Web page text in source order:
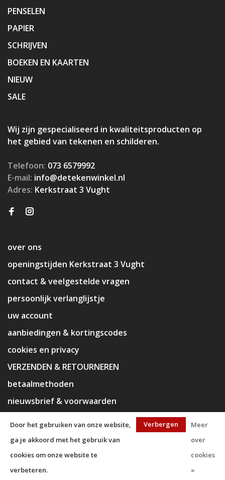
PENSELEN
PAPIER
SCHRIJVEN
BOEKEN EN KAARTEN
NIEUW
SALE
Wij zijn gespecialiseerd in kwaliteitsproducten op
het gebied van tekenen en schilderen.
Telefoon: 073 6579992
E-mail: info@detekenwinkel.nl
Adres: Kerkstraat 3 Vught
over ons
openingstijden Kerkstraat 3 Vught
contact & veelgestelde vragen
persoonlijk verlanglijstje
uw account
aanbiedingen & kortingscodes
cookies en privacy
VERZENDEN & RETOURNEREN
betaalmethoden
nieuwsbrief & voorwaarden
© Copyright 2026 KaJa Art Material
Door het gebruiken van onze website,
ga je akkoord met het gebruik van
cookies om onze website te
verbeteren.
Verbergen
Meer
over
cookies
»